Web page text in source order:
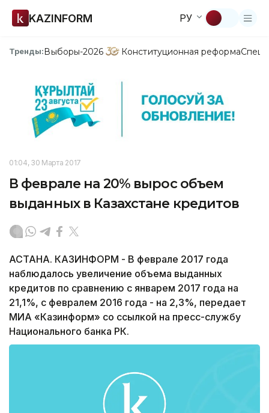
KAZINFORM РУ
Тренды:Выборы-2026 Конституционная реформа
01:04, 30 Марта 2017
В феврале на 20% вырос объем
выданных в Казахстане кредитов
АСТАНА. КАЗИНФОРМ - В феврале 2017 года
наблюдалось увеличение объема выданных
кредитов по сравнению с январем 2017 года на
21,1%, с февралем 2016 года - на 2,3%, передает
МИА «Казинформ» со ссылкой на пресс-службу
Национального банка РК.